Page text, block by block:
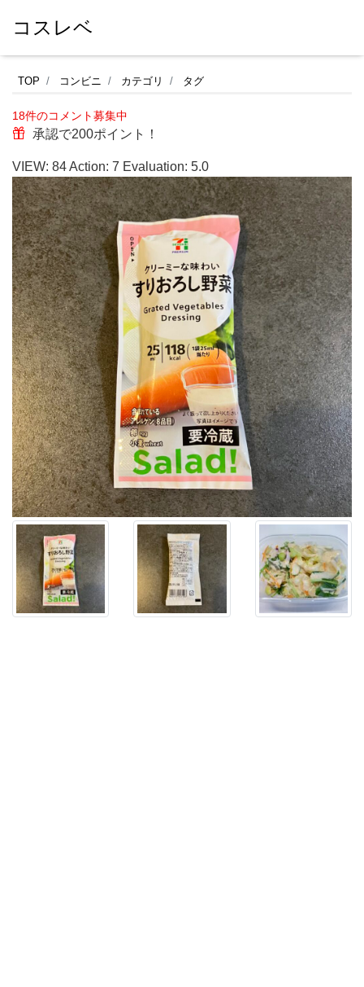
コスレベ
セ
ブ
ン
レ
ブ
ン
で
見
つ
け
た
「す
り
お
ろ
し
野
菜
ド
レ
ッ
シ
TOP コンビニ カテゴリ タグ
18件のコメント募集中
承認で200ポイント！
VIEW: 84Action: 7 Evaluation: 5.0